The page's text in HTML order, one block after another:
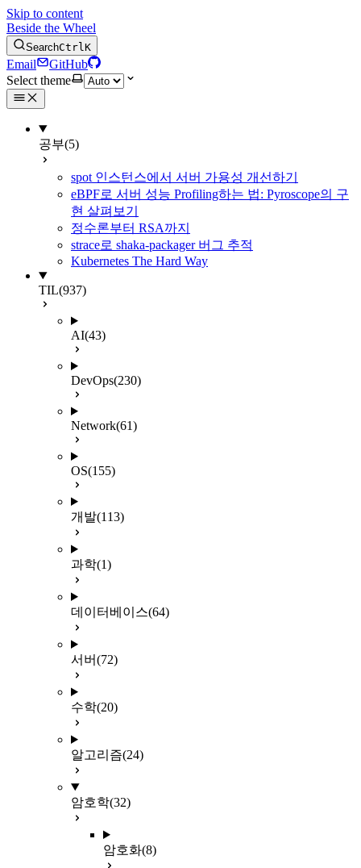
Skip to content
Beside the Wheel
SearchCtrlK
Email
GitHub
Select theme
공부(5)
spot 인스턴스에서 서버 가용성 개선하기
eBPF로 서버 성능 Profiling하는 법: Pyroscope의 구
현 살펴보기
정수론부터 RSA까지
strace로 shaka-packager 버그 추적
Kubernetes The Hard Way
TIL(937)
AI(43)
DevOps(230)
Network(61)
OS(155)
개발(113)
과학(1)
데이터베이스(64)
서버(72)
수학(20)
알고리즘(24)
암호학(32)
암호화(8)